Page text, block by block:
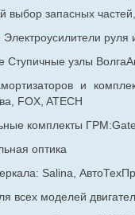
выбор запасных
Электроусилители
Ступичные узлы
и
FOX, ATECH
комплекты
оптика
Salina,
всех моделей